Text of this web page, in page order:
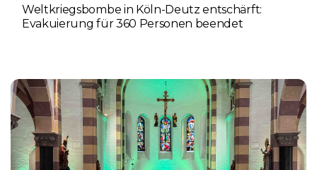
Weltkriegsbombe in Köln-Deutz entschärft:
Evakuierung für 360 Personen beendet